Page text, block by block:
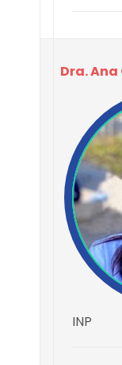
Dra.
INP